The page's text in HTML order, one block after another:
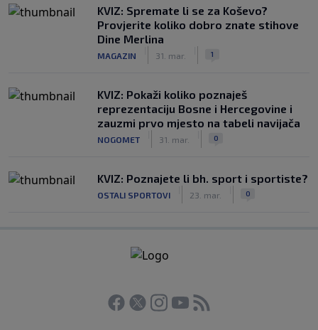
KVIZ: Spremate li se za Koševo?
Provjerite koliko dobro znate stihove
Dine Merlina
MAGAZIN 31. mar. 1
KVIZ: Pokaži koliko poznaješ
reprezentaciju Bosne i Hercegovine i
zauzmi prvo mjesto na tabeli navijača
NOGOMET 31. mar. 0
KVIZ: Poznajete li bh. sport i sportiste?
OSTALI SPORTOVI 23. mar. 0